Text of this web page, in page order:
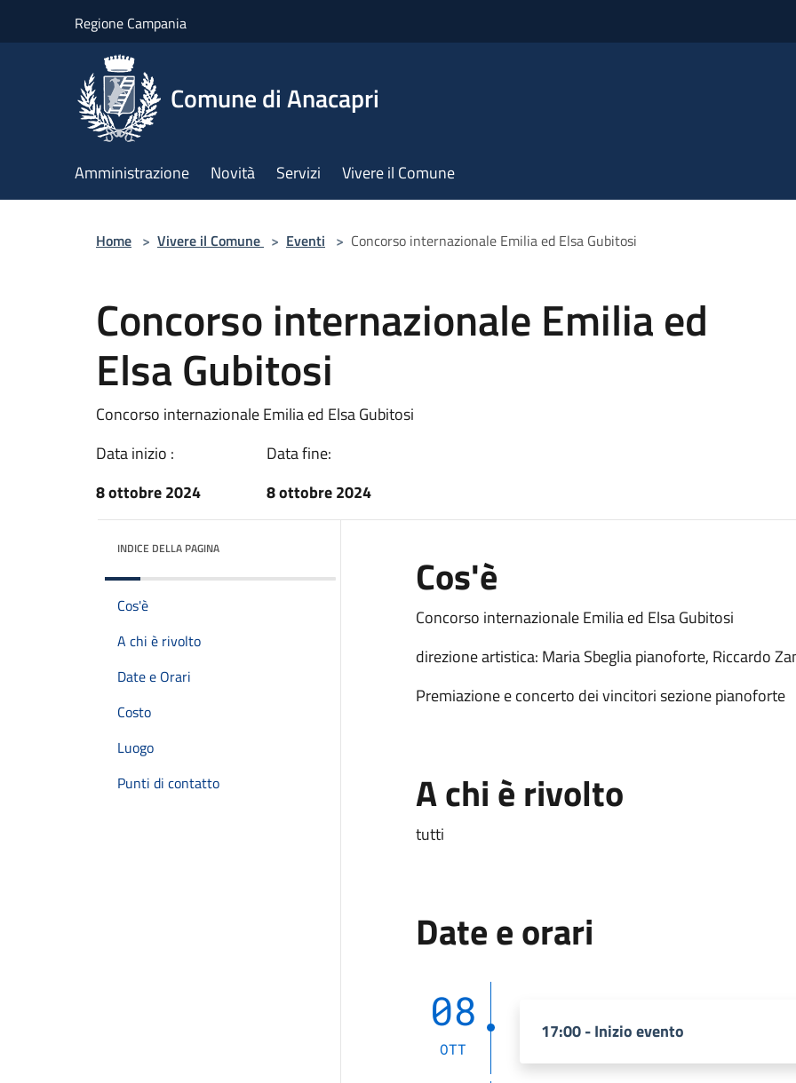
Regione Campania
Comune di Anacapri
Amministrazione Novità Servizi Vivere il Comune
Home > Vivere il Comune > Eventi > Concorso internazionale Emilia ed Elsa Gubitosi
Concorso internazionale Emilia ed
Elsa Gubitosi
Concorso internazionale Emilia ed Elsa Gubitosi
Data inizio :
8 ottobre 2024
Data fine:
8 ottobre 2024
INDICE DELLA PAGINA
Cos'è
A chi è rivolto
Date e Orari
Costo
Luogo
Punti di contatto
Cos'è
Concorso internazionale Emilia ed Elsa Gubitosi
direzione artistica: Maria Sbeglia pianoforte, Riccardo
Premiazione e concerto dei vincitori sezione pianoforte
A chi è rivolto
tutti
Date e orari
08
OTT
17:00 - Inizio evento